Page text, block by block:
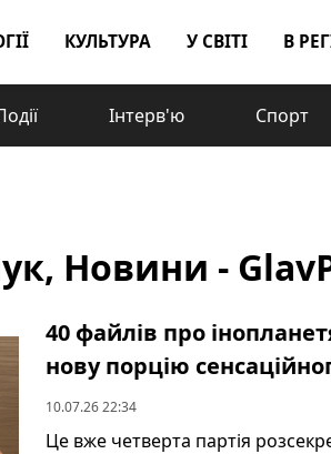
КУЛЬТУРА У СВІТІ В
Інтерв'ю Спорт
Новини -
40 файлів про
нову порцію
10.07.26 22:34
Це вже четверта партія